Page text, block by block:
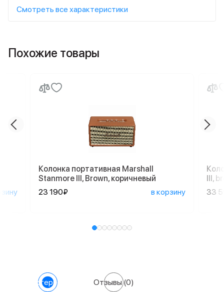
Смотреть все характеристики
Похожие товары
Колонка портативная Marshall
Stanmore III, Brown, коричневый
23 190₽
в корзину
III,
33
Характеристики Отзывы(0)